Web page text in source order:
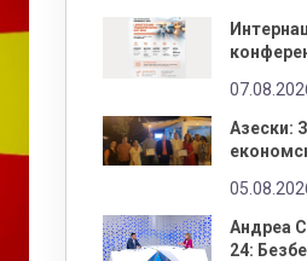
Азески:
Андреа
24: